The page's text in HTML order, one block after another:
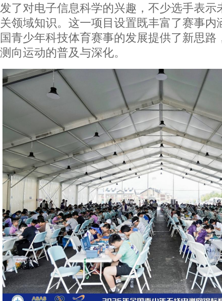
发了对电子信息科学的兴趣，不少选手表示
关领域知识。这一项目设置既丰富了赛事内
国青少年科技体育赛事的发展提供了新思路
测向运动的普及与深化。